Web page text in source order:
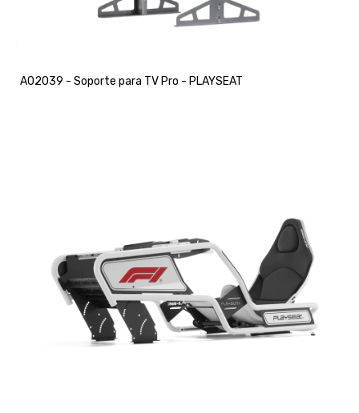
A02039 - Soporte para TV Pro - PLAYSEAT